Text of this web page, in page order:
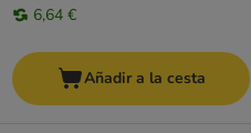
6,64 €
Añadir a la cesta